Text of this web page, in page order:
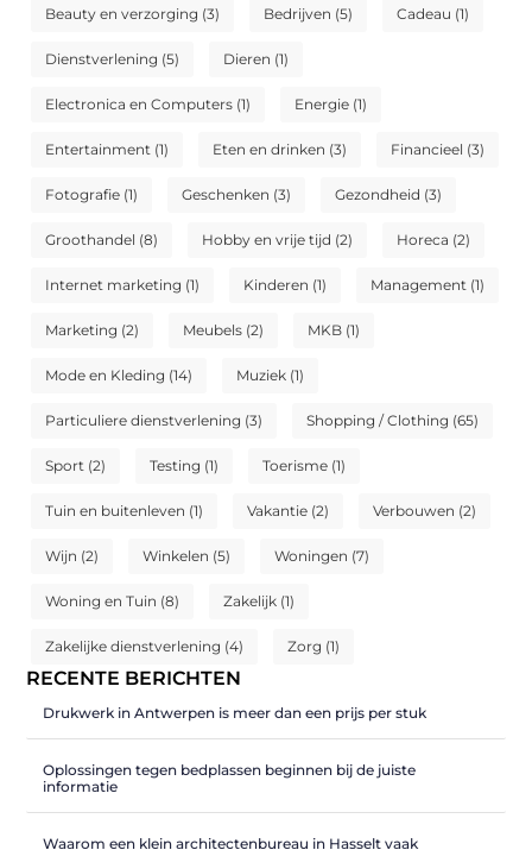
Beauty en verzorging (3) Bedrijven (5) Cadeau (1)
Dienstverlening (5) Dieren (1)
Electronica en Computers (1) Energie (1)
Entertainment (1) Eten en drinken (3) Financieel (3)
Fotografie (1) Geschenken (3) Gezondheid (3)
Groothandel (8) Hobby en vrije tijd (2) Horeca (2)
Internet marketing (1) Kinderen (1) Management (1)
Marketing (2) Meubels (2) MKB (1)
Mode en Kleding (14) Muziek (1)
Particuliere dienstverlening (3) Shopping / Clothing (65)
Sport (2) Testing (1) Toerisme (1)
Tuin en buitenleven (1) Vakantie (2) Verbouwen (2)
Wijn (2) Winkelen (5) Woningen (7)
Woning en Tuin (8) Zakelijk (1)
Zakelijke dienstverlening (4) Zorg (1)
RECENTE BERICHTEN
Drukwerk in Antwerpen is meer dan een prijs per stuk
Oplossingen tegen bedplassen beginnen bij de juiste
informatie
Waarom een klein architectenbureau in Hasselt vaak